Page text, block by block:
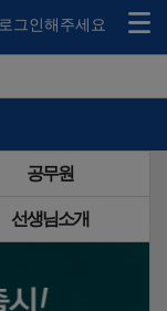
로그인해주세요
공무원
선생님소개